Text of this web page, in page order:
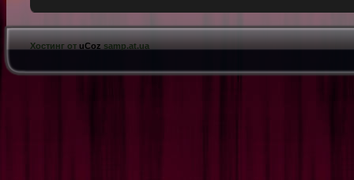
Хостинг от uCoz samp.at.ua